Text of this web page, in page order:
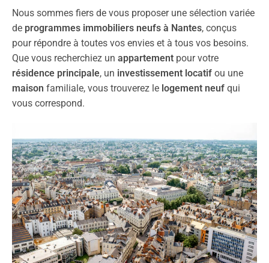
Nous sommes fiers de vous proposer une sélection variée
de programmes immobiliers neufs à Nantes, conçus
pour répondre à toutes vos envies et à tous vos besoins.
Que vous recherchiez un appartement pour votre
résidence principale, un investissement locatif ou une
maison familiale, vous trouverez le logement neuf qui
vous correspond.